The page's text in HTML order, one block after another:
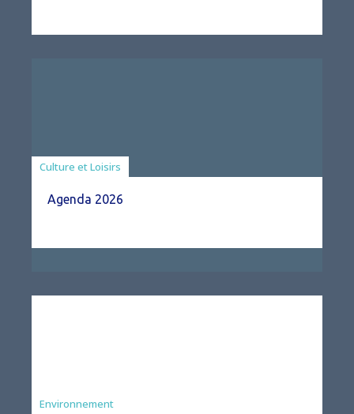
Associations
Culture et Loisirs
Agenda 2026
Environnement